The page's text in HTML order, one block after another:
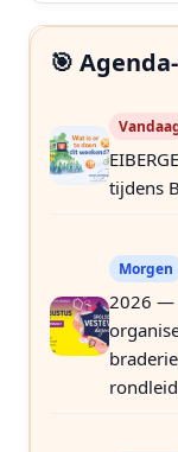
🎯
tijdens
Morgen
2026 —